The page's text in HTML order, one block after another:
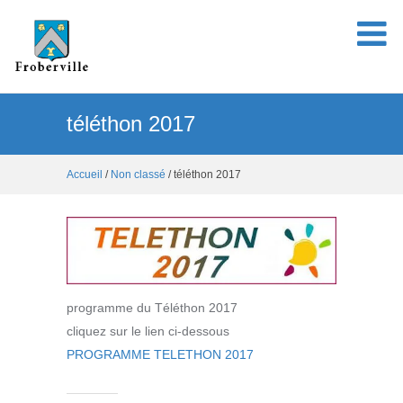
téléthon 2017
Accueil / Non classé / téléthon 2017
programme du Téléthon 2017
cliquez sur le lien ci-dessous
PROGRAMME TELETHON 2017